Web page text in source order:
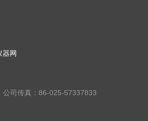
器网
公司传真：86-025-57337833